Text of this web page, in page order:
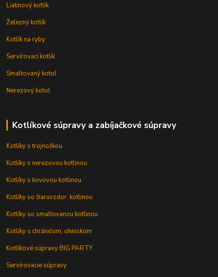
Liatinový kotlík
Železný kotlík
Kotlík na ryby
Servírovací kotlík
Smaltovaný kotol
Nerezový kotol
Kotlíkové súpravy a zabíjačkové súpravy
Kotlíky s trojnožkou
Kotlíky s nerezovou kotlinou
Kotlíky s kovovou kotlinou
Kotlíky so žiaruvzdor. kotlinou
Kotlíky so smaltovanou kotlinou
Kotlíky s chráničom, ohniskom
Kotlíkové súpravy BIG PARTY
Servírovacie súpravy